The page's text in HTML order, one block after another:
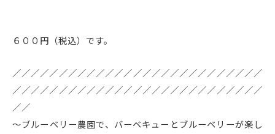
６００円（税込）です。
／／／／／／／／／／／／／／／／／／／／／／／／／／／
／／／／／／／／／／／／／／／／／／／／／／／／／／／
／／
～ブルーベリー農園で、バーベキューとブルーベリーが楽し